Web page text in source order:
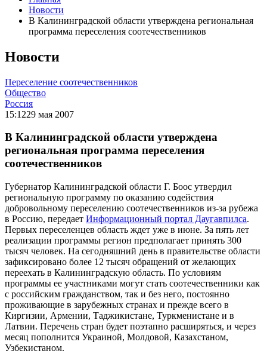
Новости
В Калининградской области утверждена региональная
программа переселения соотечественников
Новости
Переселение соотечественников
Общество
Россия
15:1229 мая 2007
В Калининградской области утверждена
региональная программа переселения
соотечественников
Губернатор Калининградской области Г. Боос утвердил
региональную программу по оказанию содействия
добровольному переселению соотечественников из-за рубежа
в Россию, передает Информационный портал Даугавпилса.
Первых переселенцев область ждет уже в июне. За пять лет
реализации программы регион предполагает принять 300
тысяч человек. На сегодняшний день в правительстве области
зафиксировано более 12 тысяч обращений от желающих
переехать в Калининградскую область. По условиям
программы ее участниками могут стать соотечественники как
с российским гражданством, так и без него, постоянно
проживающие в зарубежных странах и прежде всего в
Киргизии, Армении, Таджикистане, Туркменистане и в
Латвии. Перечень стран будет поэтапно расширяться, и через
месяц пополнится Украиной, Молдовой, Казахстаном,
Узбекистаном.